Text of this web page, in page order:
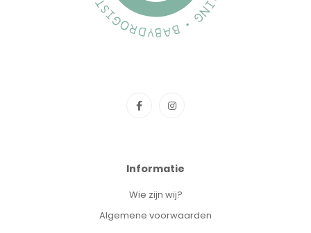
Informatie
Wie zijn wij?
Algemene voorwaarden